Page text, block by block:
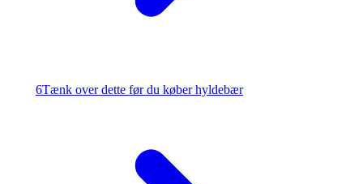
6Tænk over dette før du køber hyldebær